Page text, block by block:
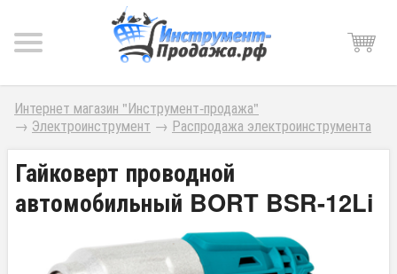
Интернет магазин "Инструмент-продажа"
→ Электроинструмент → Распродажа электроинструмента
Гайковерт проводной
автомобильный BORT BSR-12Li